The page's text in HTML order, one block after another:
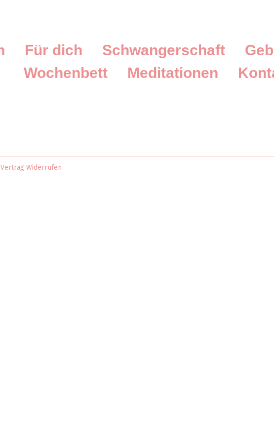
Für dich Schwangerschaft
Wochenbett
Meditationen
Vertrag Widerrufen